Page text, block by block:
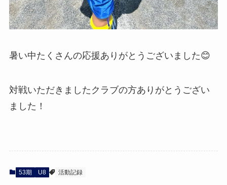
暑い中たくさんの応援ありがとうございました😊
対戦いただきましたクラブの方ありがとうござい
ました！
53期 U8 活動記録